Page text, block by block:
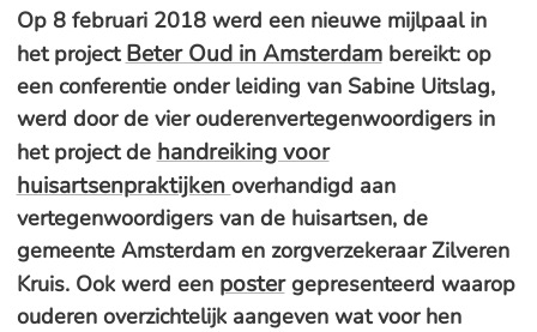
Op 8 februari 2018 werd een nieuwe mijlpaal in
het project Beter Oud in Amsterdambereikt: op
een conferentie onder leiding van Sabine Uitslag,
werd door de vier ouderenvertegenwoordigers in
het project de handreiking voor
huisartsenpraktijken overhandigd aan
vertegenwoordigers van de huisartsen, de
gemeente Amsterdam en zorgverzekeraar Zilveren
Kruis. Ook werd een postergepresenteerd waarop
ouderen overzichtelijk aangeven wat voor hen